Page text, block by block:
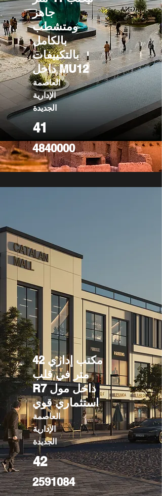
جاهز
ومتشطب
بالكامل
بالتكييفات
داخل MU12
العاصمة
الإدارية
الجديدة
41
4840000
مكتب إداري 42
متر في قلب
R7 داخل مول
استثماري قوي
العاصمة
الإدارية
الجديدة
42
2591084